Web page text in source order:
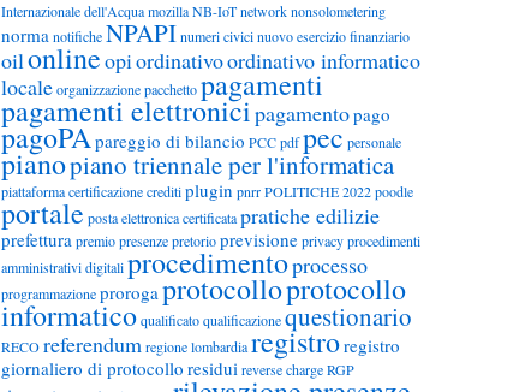
Internazionale dell'Acqua mozilla NB-IoT network nonsolometering
norma notifiche NPAPI numeri civici nuovo esercizio finanziario
oilonlineopiordinativoordinativo informatico
locale organizzazione pacchetto pagamenti
pagamenti elettronicipagamentopago
pagoPApareggio di bilancio PCC pdfpec personale
pianopiano triennale per l'informatica
piattaforma certificazione crediti plugin pnrr POLITICHE 2022 poodle
portale posta elettronica certificata pratiche edilizie
prefettura premio presenze pretorio previsione privacy procedimenti
amministrativi digitali procedimentoprocesso
programmazione prorogaprotocolloprotocollo
informatico qualificato qualificazione questionario
RECO referendum regione lombardia registroregistro
giornaliero di protocollo residui reverse charge RGP